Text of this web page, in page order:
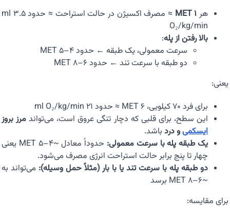
هر ۱ MET
≈ مصرف اکسیژن در حالت استراحت ≈ حدود ۳.۵ ml
O₂/kg/min
بالا رفتن از پله:
سرعت معمولی، یک طبقه ← حدود ۴–۵ MET
دو طبقه با سرعت تند ← حدود ۶–۸ MET
یعنی:
برای فرد ۷۰ کیلویی، ۶ MET ≈ حدود ۲۱ ml O₂/kg/min
این سطح، برای قلبی که دچار تنگی عروق است، می‌تواند مرز بروز
ایسکمیو درد باشد.
یک طبقه پله با سرعت معمولی:
حدوداً معادل ~۴–۵ MET یعنی
چهار تا پنج برابر حالت استراحت انرژی مصرف می‌شود.
دو طبقه پله با سرعت تند یا با بار (مثلاً حمل وسیله): می‌تواند به
~۶–۸ MET برسد
برای مقایسه: